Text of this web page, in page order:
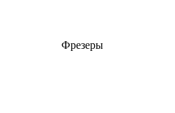
Фрезеры